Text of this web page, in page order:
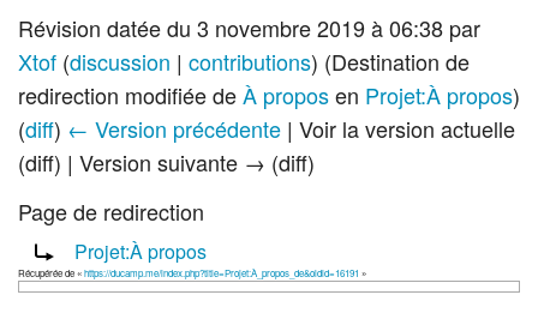
Révision datée du 3 novembre 2019 à 06:38 par
Xtof (discussion | contributions) (Destination de
redirection modifiée deÀ proposen Projet:À propos)
(diff) ← Version précédente | Voir la version actuelle
(diff) | Version suivante → (diff)
Page de redirection
Rediriger vers :
Projet:À propos
Récupérée de «https://ducamp.me/index.php?title=Projet:À_propos_de&oldid=16191 »